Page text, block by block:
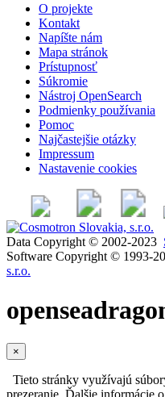
O projekte
Kontakt
Napíšte nám
Mapa stránok
Prístupnosť
Súkromie
Nástroj OpenSearch
Podmienky používania
Pomoc
Najčastejšie otázky
Impressum
Nastavenie cookies
Data Copyright © 2002-2023
Software Copyright © 1993-
s.r.o.
×
Tieto stránky využívajú
prezeranie. Ďalšie informácie